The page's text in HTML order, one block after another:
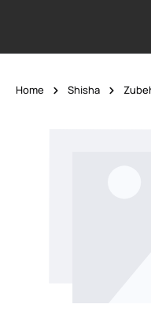
Home Shisha